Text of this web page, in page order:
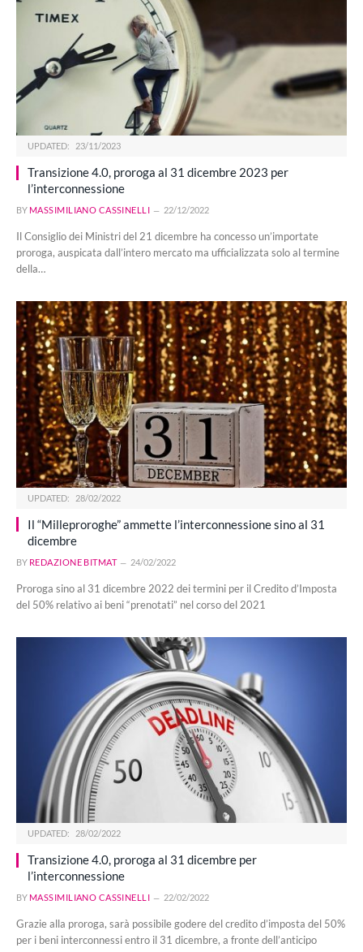
UPDATED: 23/11/2023
Transizione 4.0, proroga al 31 dicembre 2023 per
l’interconnessione
BY MASSIMILIANO CASSINELLI 22/12/2022
Il Consiglio dei Ministri del 21 dicembre ha concesso un’importate
proroga, auspicata dall’intero mercato ma ufficializzata solo al termine
della…
UPDATED: 28/02/2022
Il “Milleproroghe” ammette l’interconnessione sino al 31
dicembre
BY REDAZIONE BITMAT 24/02/2022
Proroga sino al 31 dicembre 2022 dei termini per il Credito d’Imposta
del 50% relativo ai beni “prenotati” nel corso del 2021
UPDATED: 28/02/2022
Transizione 4.0, proroga al 31 dicembre per
l’interconnessione
BY MASSIMILIANO CASSINELLI 22/02/2022
Grazie alla proroga, sarà possibile godere del credito d’imposta del 50%
per i beni interconnessi entro il 31 dicembre, a fronte dell’anticipo